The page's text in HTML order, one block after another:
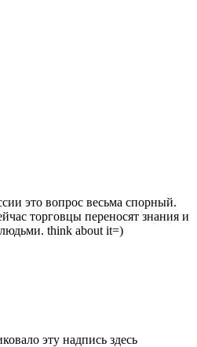
это вопрос весьма спорный.
торговцы переносят знания и
think about it=)
эту надпись здесь